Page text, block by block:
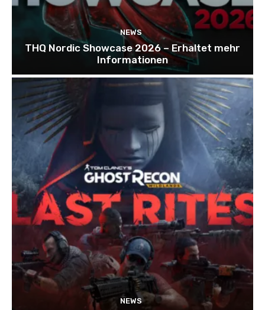
NEWS
THQ Nordic Showcase 2026 – Erhaltet mehr
Informationen
NEWS